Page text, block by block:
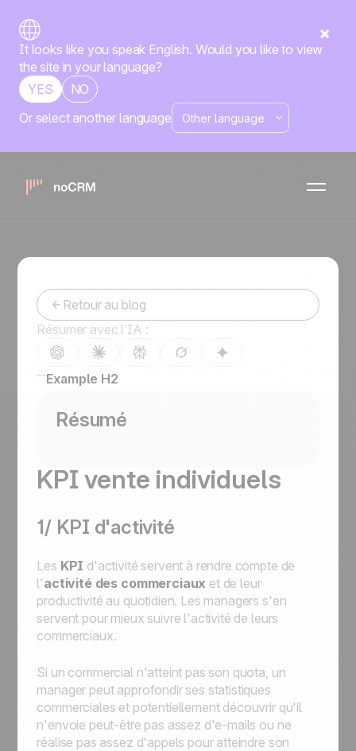
It looks like you speak English. Would you like to view
the site in your language?
YES
NO
Or select another language
KPI vente : les indicateurs à
connaître pour développer
Retour au blog
Résumer avec l’IA :
Example H2
Résumé
KPI vente individuels
1/ KPI d'activité
Les KPI d'activité servent à rendre compte de
l'activité des commerciaux et de leur
productivité au quotidien. Les managers s'en
servent pour mieux suivre l'activité de leurs
commerciaux.
Si un commercial n'atteint pas son quota, un
manager peut approfondir ses statistiques
commerciales et potentiellement découvrir qu'il
n'envoie peut-être pas assez d'e-mails ou ne
réalise pas assez d'appels pour atteindre son